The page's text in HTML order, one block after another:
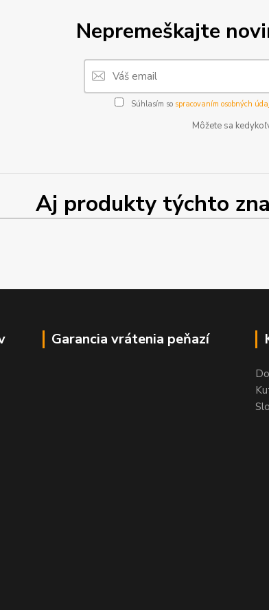
Nepremeškajte
Súhlasím so spracovaním osobných
Môžete sa
Aj produkty týchto
Garancia vrátenia peňazí